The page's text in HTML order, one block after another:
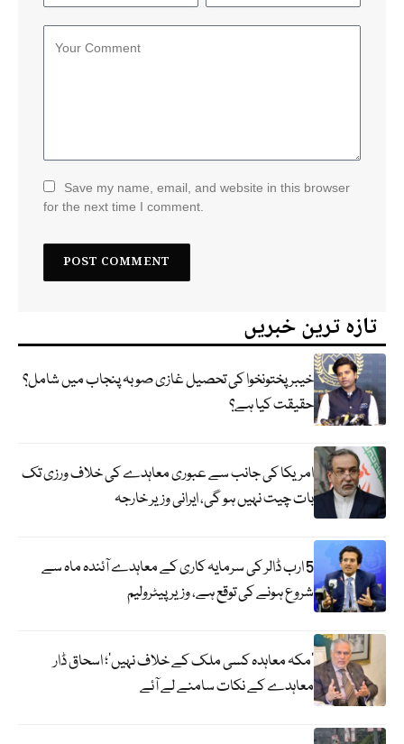
Save my name, email, and website in this browser
for the next time I comment.
تازہ ترین خبریں
خیبر پختونخوا کی تحصیل غازی صوبہ پنجاب میں شامل؟
حقیقت کیا ہے؟
امریکا کی جانب سے عبوری معاہدے کی خلاف ورزی تک
بات چیت نہیں ہو گی، ایرانی وزیر خارجہ
5 ارب ڈالر کی سرمایہ کاری کے معاہدے آئندہ ماہ سے
شروع ہونے کی توقع ہے، وزیر پیٹرولیم
‘مکہ معاہدہ کسی ملک کے خلاف نہیں’؛ اسحاق ڈار
معاہدے کے نکات سامنے لے آئے